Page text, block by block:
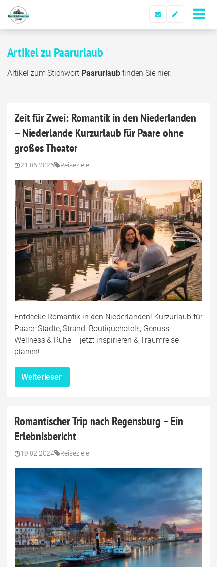
Artikel zu Paarurlaub
Artikel zum Stichwort Paarurlaub finden Sie hier.
Zeit für Zwei: Romantik in den Niederlanden
– Niederlande Kurzurlaub für Paare ohne
großes Theater
21.06.2026 Reiseziele
Entdecke Romantik in den Niederlanden! Kurzurlaub für
Paare: Städte, Strand, Boutiquehotels, Genuss,
Wellness & Ruhe – jetzt inspirieren & Traumreise
planen!
Weiterlesen
Romantischer Trip nach Regensburg – Ein
Erlebnisbericht
19.02.2024 Reiseziele